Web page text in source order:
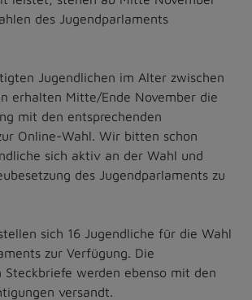
des Jugendparlaments
Jugendlichen im Alter zwischen
erhalten Mitte/Ende November die
mit den entsprechenden
Online-Wahl. Wir bitten schon
sich aktiv an der Wahl und
des Jugendparlaments zu
sich 16 Jugendliche für die Wahl
zur Verfügung. Die
Steckbriefe werden ebenso mit den
versandt.